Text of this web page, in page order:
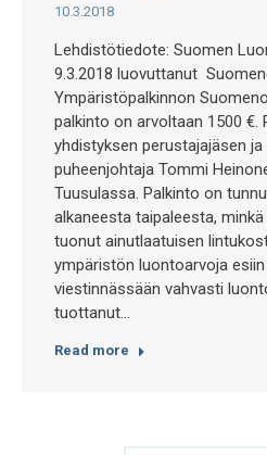
10.3.2018
Lehdistötiedote: Suomen
9.3.2018 luovuttanut
Ympäristöpalkinnon
palkinto on arvoltaan 1500 €.
yhdistyksen perustajajäsen ja
puheenjohtaja Tommi
Tuusulassa. Palkinto on
alkaneesta taipaleesta,
tuonut ainutlaatuisen
ympäristön luontoarvoja
viestinnässään vahvasti
tuottanut…
Read more